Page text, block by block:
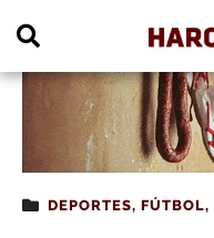
DEPORTES, FÚTBOL,